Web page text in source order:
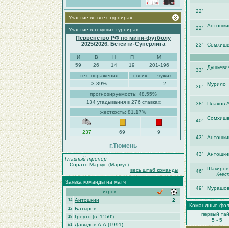
Участие во всех турнирах
Участие в текущих турнирах
Первенство РФ по мини-футболу
2025/2026. Бетсити-Суперлига
И В Н П
М
59
26 14 19
201-196
тех. поражения
своих
чужих
3.39%
-
2
прогнозируемость: 48.55%
134 угадывания в 276 ставках
жесткость: 81.17%
237 69 9
г.Тюмень
Главный тренер
Сорато Маркус (Маркус)
весь штаб команды
Заявка команды на матч
игрок
14 Антошкин 2
12 Батырев
18 Греуто (в: 1′-50′)
91 Давыдов А А (1991)
22′
22′
23′
33′
36′ Мурило
38′ Плахов
40′
43′
43′
46′
Шакиров
/
49′
Командные
первый
5 - 5